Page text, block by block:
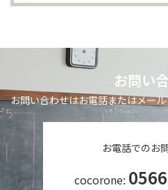
お問い
お問い合わせはお電話またはメール
お電話でのお
cocorone: